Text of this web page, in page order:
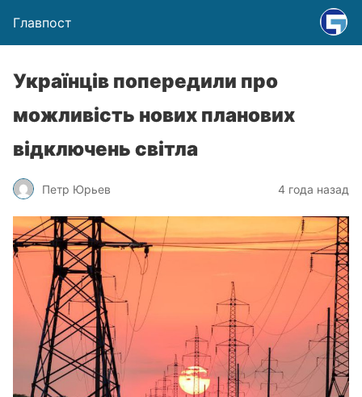
Главпост
Українців попередили про
можливість нових планових
відключень світла
Петр Юрьев 4 года назад